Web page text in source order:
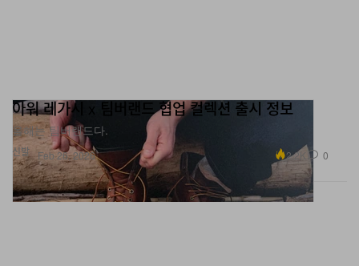
신발
아워 레가시 x 팀버랜드 협업 컬렉션 출시 정보
올해는 팀버랜드다.
Feb 26, 2026 2.2K 0